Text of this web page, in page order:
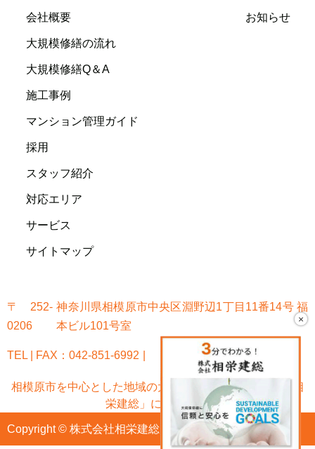
×
会社概要
大規模修繕の流れ
大規模修繕Q＆A
施工事例
マンション管理ガイド
採用
スタッフ紹介
対応エリア
サービス
サイトマップ
お知らせ
〒252-
0206
神奈川県相模原市中央区淵野辺1丁目11番14号 福
本ビル101号室
TEL | FAX：042-851-6992
相模原市を中心とした地域の大規模修繕なら「株式会社相
栄建総」におまかせ!
Copyright © 株式会社相栄建総 All Rights Reserved.